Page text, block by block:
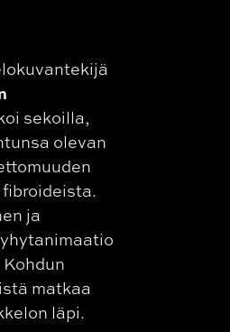
sekoilla,
olevan
ja
matkaa
läpi.